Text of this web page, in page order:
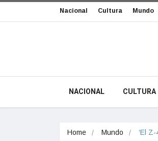
Nacional Cultura Mundo
NACIONAL CULTURA
Home Mundo ‘El